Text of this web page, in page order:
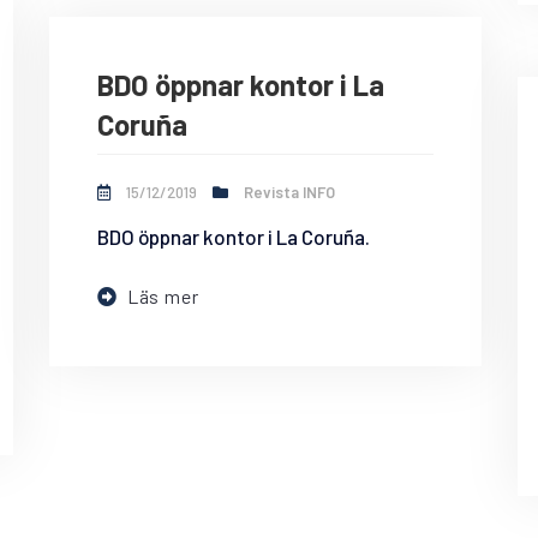
BDO öppnar kontor i La
Coruña
15/12/2019 Revista INFO
BDO öppnar kontor i La Coruña.
Läs mer